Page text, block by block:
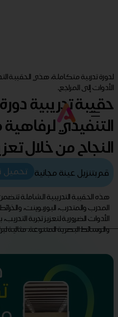
لدورة تدربية متكاملة، هذي
الأدوات إلى المراجع.
حقيبة تدريبية
التنفيذي
النجاح من خلال
قم بتنزيل عينة مجانية تحميل
هذه الحقيبة التدريبية الشاملة
المدرب والمتدرب، البوربوينت،
الأدوات الضرورية لتعزيز تجربة
والوسائط البصرية المتنوعة. مثالية